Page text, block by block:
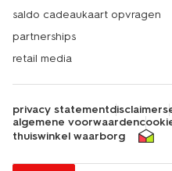
saldo cadeaukaart opvragen
partnerships
retail media
privacy statementdisclaimer
algemene voorwaarden
thuiswinkel waarborg